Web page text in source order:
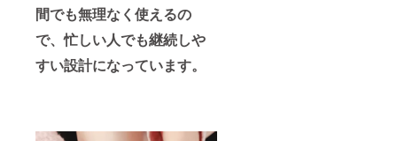
間でも無理なく使えるの
で、忙しい人でも継続しや
すい設計になっています。